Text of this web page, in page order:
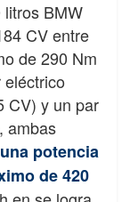
BMW
CV entre
de 290 Nm
CV) y un par
ambas
una potencia
de 420